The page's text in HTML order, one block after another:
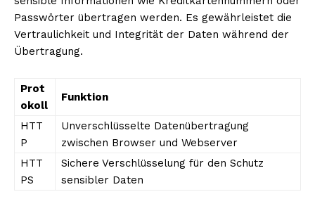
Passwörter übertragen werden. Es gewährleistet die
Vertraulichkeit und Integrität der Daten während der
Übertragung.
Prot
okoll
Funktion
HTT
P
Unverschlüsselte Datenübertragung
zwischen Browser und Webserver
HTT
PS
Sichere Verschlüsselung für den Schutz
sensibler Daten